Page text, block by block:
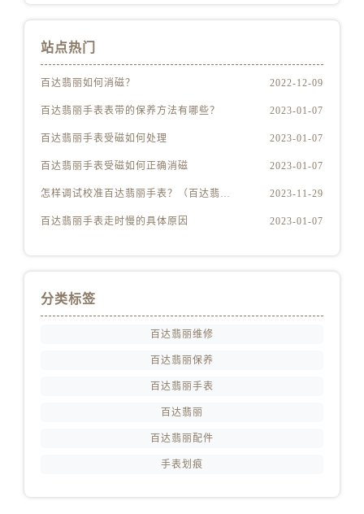
站点热门
百达翡丽如何消磁？ 2022-12-09
百达翡丽手表表带的保养方法有哪些？ 2023-01-07
百达翡丽手表受磁如何处理 2023-01-07
百达翡丽手表受磁如何正确消磁 2023-01-07
怎样调试校准百达翡丽手表？（百达翡丽手表的调试校准方法） 2023-11-29
百达翡丽手表走时慢的具体原因 2023-01-07
分类标签
百达翡丽维修
百达翡丽保养
百达翡丽手表
百达翡丽
百达翡丽配件
手表划痕